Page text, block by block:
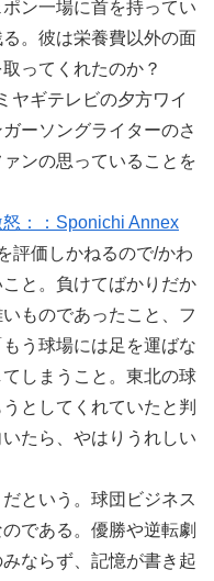
ン一場に首を持ってい
。彼は栄養費以外の面
ってくれたのか？
ギテレビの夕方ワイ
ーソングライターのさ
ンの思っていることを
：：Sponichi Annex
評価しかねるので/かわ
と。負けてばかりだか
ものであったこと、フ
う球場には足を運ばな
しまうこと。東北の球
としてくれていたと判
たら、やはりうれしい
という。球団ビジネス
である。優勝や逆転劇
ならず、記憶が書き起